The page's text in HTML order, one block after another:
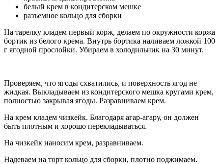
белый крем в кондитерском мешке
разъемное кольцо для сборки
На тарелку кладем первый корж, делаем по окружности коржа
бортик из белого крема. Внутрь бортика наливаем ложкой 100
г ягодной прослойки. Убираем в холодильник на 30 минут.
Проверяем, что ягоды схватились, и поверхность ягод не
жидкая. Выкладываем из кондитерского мешка кругами крем,
полностью закрывая ягоды. Разравниваем крем.
На крем кладем чизкейк. Благодаря агар-агару, он должен
быть плотным и хорошо перекладываться.
На чизкейк наносим крем, разравниваем.
Надеваем на торт кольцо для сборки, плотно поджимаем.